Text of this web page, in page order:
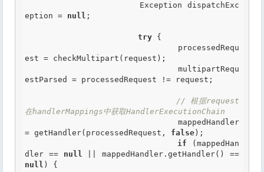
eption = null ;
try {
est = checkMultipart(request);
estParsed = processedRequest != request;
// 根据request
在handlerMappings中获取HandlerExecutionChain
= getHandler(processedRequest, false );
if (mappedHan
dler == null
null ) {